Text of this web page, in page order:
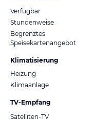
Verfügbar
Stundenweise
Begrenztes
Speisekartenangebot
Klimatisierung
Heizung
Klimaanlage
TV-Empfang
Satelliten-TV